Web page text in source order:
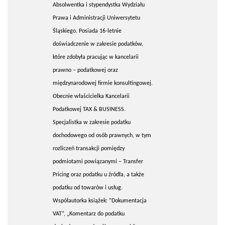
Absolwentka i stypendystka Wydziału
Prawa i Administracji Uniwersytetu
Śląskiego. Posiada 16-letnie
doświadczenie w zakresie podatków,
które zdobyła pracując w kancelarii
prawno – podatkowej oraz
międzynarodowej firmie konsultingowej.
Obecnie właścicielka Kancelarii
Podatkowej TAX & BUSINESS.
Specjalistka w zakresie podatku
dochodowego od osób prawnych, w tym
rozliczeń transakcji pomiędzy
podmiotami powiązanymi – Transfer
Pricing oraz podatku u źródła, a także
podatku od towarów i usług.
Współautorka książek: “Dokumentacja
VAT”, „Komentarz do podatku